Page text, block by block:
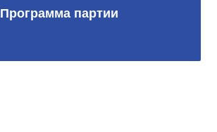
Программа партии